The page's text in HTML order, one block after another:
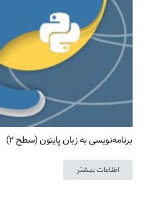
برنامه‌نویسی به زبان پایتون (سطح ۲)
اطلاعات بیشتر